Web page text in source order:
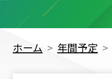
ホーム 年間予定